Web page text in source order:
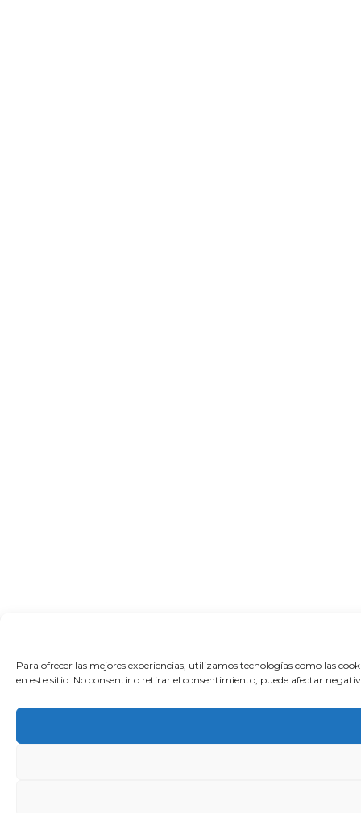
Para ofrecer las mejores experiencias, utilizamos tecnologías como las
en este sitio. No consentir o retirar el consentimiento, puede afectar